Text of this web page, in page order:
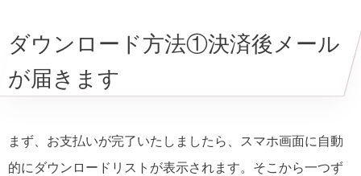
ダウンロード方法①決済後メール
が届きます
まず、お支払いが完了いたしましたら、スマホ画面に自動
的にダウンロードリストが表示されます。そこから一つず